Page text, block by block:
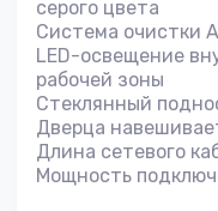
серого цвета
Система очистки
LED-освещение
рабочей зоны
Стеклянный
Дверца
Длина сетевого
Мощность